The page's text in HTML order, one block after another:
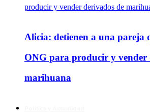
Alicia: detienen a una pareja
ONG para producir y vender
marihuana